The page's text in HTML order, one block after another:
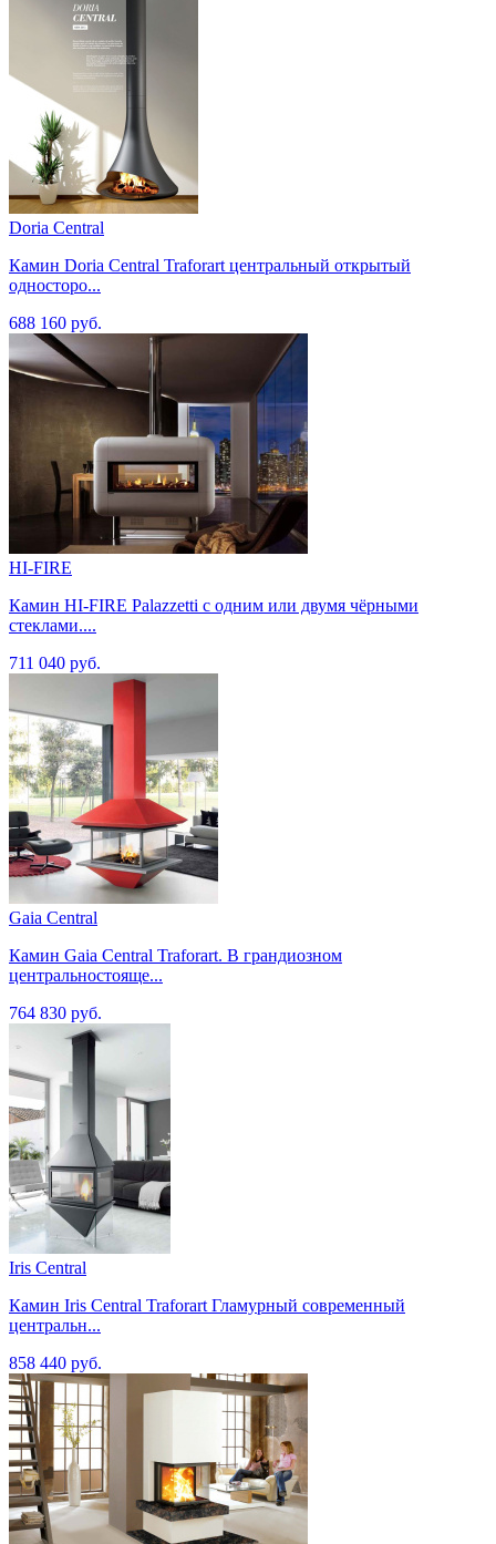
Doria Central
Камин Doria Central Traforart центральный открытый
односторо...
688 160 руб.
HI-FIRE
Камин HI-FIRE Palazzetti с одним или двумя чёрными
стеклами....
711 040 руб.
Gaia Central
Камин Gaia Central Traforart. В грандиозном
центральностояще...
764 830 руб.
Iris Central
Камин Iris Central Traforart Гламурный современный
центральн...
858 440 руб.